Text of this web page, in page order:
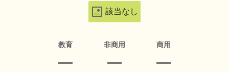
該当なし
教育 非商用 商用